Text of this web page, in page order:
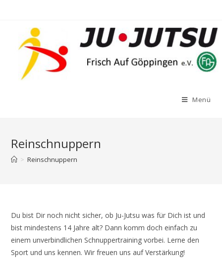
Menü
Reinschnuppern
> Reinschnuppern
Du bist Dir noch nicht sicher, ob Ju-Jutsu was für Dich ist und
bist mindestens 14 Jahre alt? Dann komm doch einfach zu
einem unverbindlichen Schnuppertraining vorbei. Lerne den
Sport und uns kennen. Wir freuen uns auf Verstärkung!